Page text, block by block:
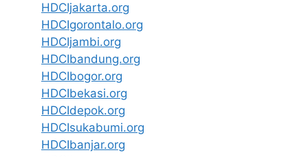
HDCIjakarta.org
HDCIgorontalo.org
HDCIjambi.org
HDCIbandung.org
HDCIbogor.org
HDCIbekasi.org
HDCIdepok.org
HDCIsukabumi.org
HDCIbanjar.org